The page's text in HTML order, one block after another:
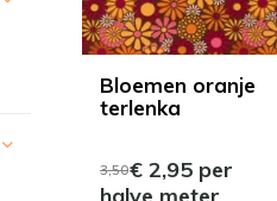
Bloemen oranje
terlenka
3,50€ 2,95 per